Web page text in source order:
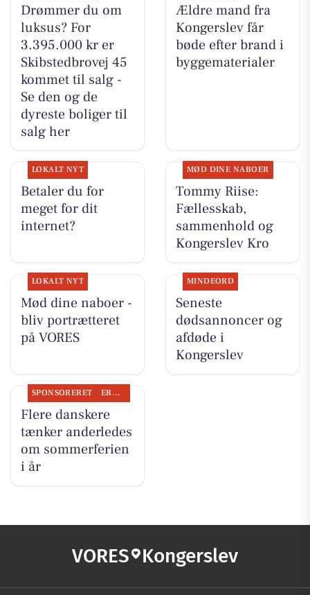
Drømmer du om
luksus? For
3.395.000 kr er
Skibstedbrovej 45
kommet til salg -
Se den og de
dyreste boliger til
salg her
Ældre mand fra
Kongerslev får
bøde efter brand i
byggematerialer
LOKALT NYT
Betaler du for
meget for dit
internet?
MØD DINE NABOER
Tommy Riise:
Fællesskab,
sammenhold og
Kongerslev Kro
LOKALT NYT
Mød dine naboer -
bliv portrætteret
på VORES
MINDEORD
Seneste
dødsannoncer og
afdøde i
Kongerslev
SPONSORERET ERHVERV
Flere danskere
tænker anderledes
om sommerferien
i år
VORES Kongerslev